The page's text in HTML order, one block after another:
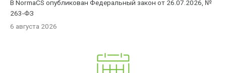
В NormaCS опубликован Федеральный закон от 26.07.2026, №
263-ФЗ
6 августа 2026